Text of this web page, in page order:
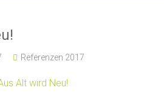
Referenzen 2017